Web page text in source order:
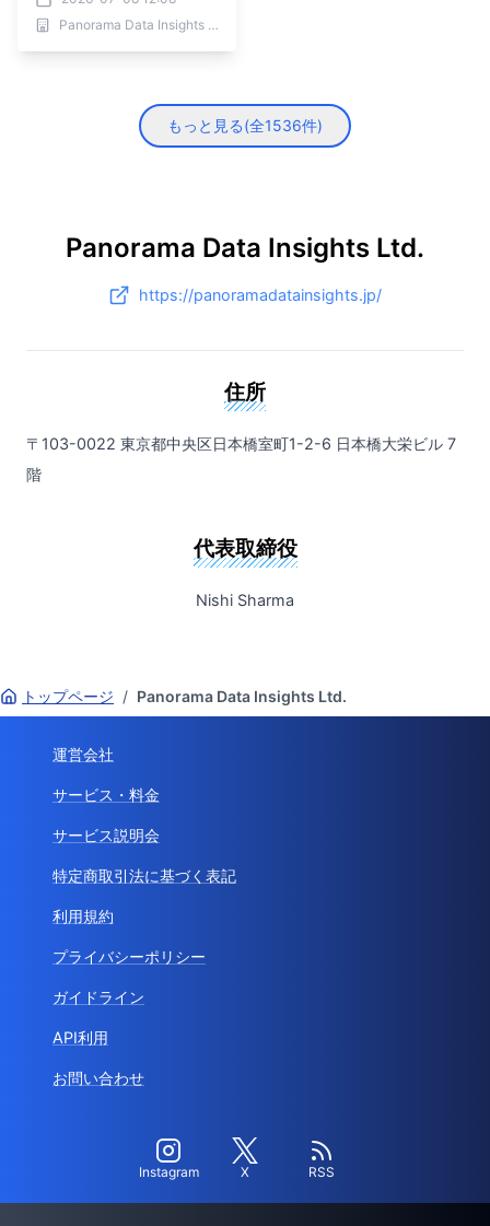
達すると予測されていますPanorama Data Insights Ltd.
もっと見る(全1536件)
Panorama Data Insights Ltd.
https://panoramadatainsights.jp/
住所
〒103-0022 東京都中央区日本橋室町1-2-6 日本橋大栄ビル 7
階
代表取締役
Nishi Sharma
トップページ / Panorama Data Insights Ltd.
運営会社
サービス・料金
サービス説明会
特定商取引法に基づく表記
利用規約
プライバシーポリシー
ガイドライン
API利用
お問い合わせ
Instagram X RSS